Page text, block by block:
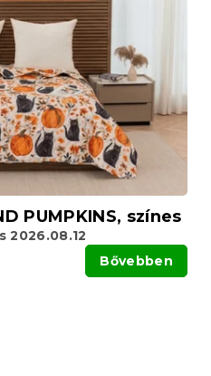
PUMPKINS, színes
Bővebben